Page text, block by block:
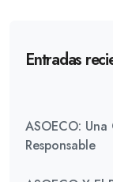
Entradas
ASOECO:
Responsable